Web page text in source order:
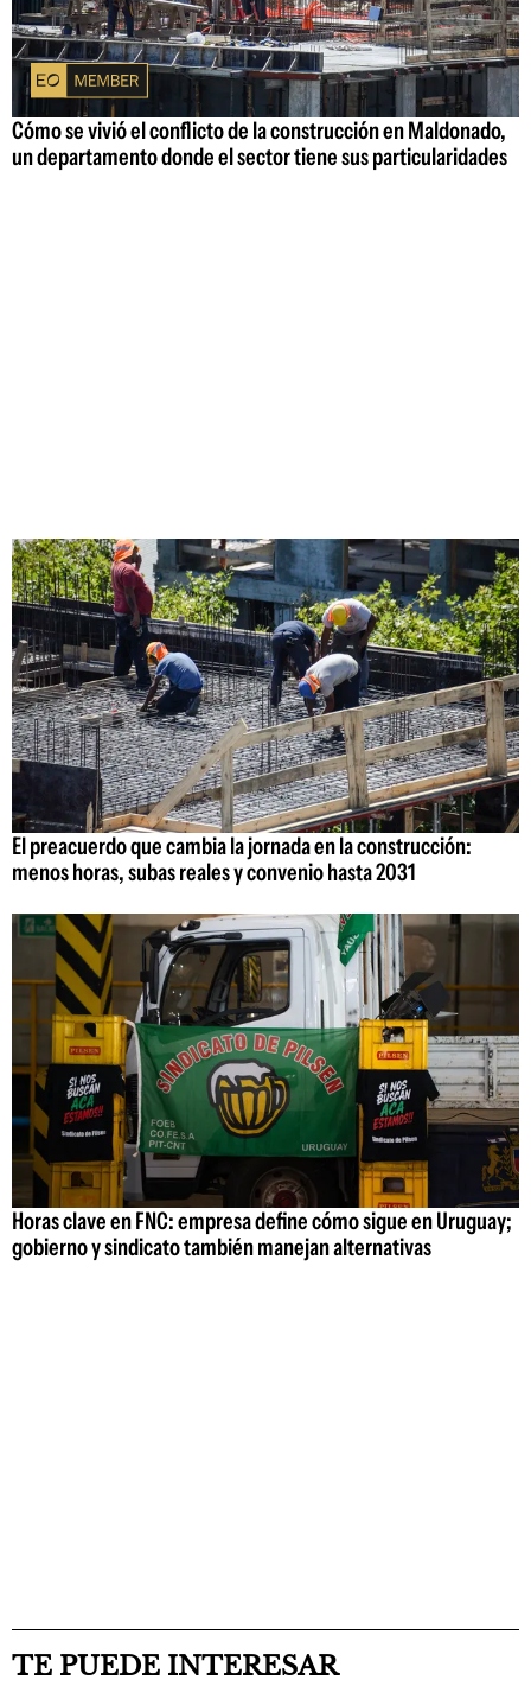
Cómo se vivió el conflicto de la construcción en Maldonado,
un departamento donde el sector tiene sus particularidades
El preacuerdo que cambia la jornada en la construcción:
menos horas, subas reales y convenio hasta 2031
Horas clave en FNC: empresa define cómo sigue en Uruguay;
gobierno y sindicato también manejan alternativas
TE PUEDE INTERESAR